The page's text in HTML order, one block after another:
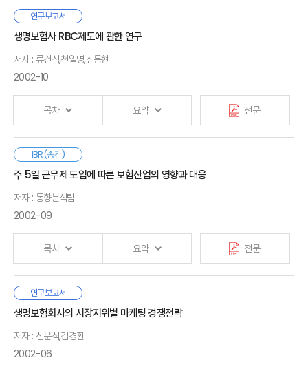
줄이기 위한 방안으로 보험회사 직원들에 대한 구상금분쟁심의위원회의
교육 강화, 구상금분쟁심의위원회의에서 대표협의회를 없애는 방안을 들
기본과실의 차이를 줄이기 위해서는 분쟁심의위원회의 대국민 홍보 확대,
그리고 과실비율에 대한 공감대 제고 방안을 마련할 필요가 있다. 둘째,
보험금 지급기준 정비를 통한 분쟁, 소송 전이 유인 약화이다. 우리나라는
보험금을 표준약관 보험금 지급기준과 법원에서 판결한 보험금을 모두
인정하는데, 표준약관은 실제 발생한 수리비나 치료비를 기준으로 하며
법원 판결에서는 손해액을 조정하는 관행이 있다. 따라서 법원 판결에서
보상된 보험금을 표준약관에 어느 정도는 반영하여 두 기준의 일관성을
갖출 필요가 있다. 과실비율 분쟁의 원인이 수리비 등 손해액이기 때문에
2018년 표준약관에 반영되었지만 범퍼수리에서 경미손상 수리기준이
적용되는 경우는 앞범퍼 4%, 뒷범퍼 3%에 불과하다. 경미손상 수리기준
실효성 제고 방안은 수리비 절감, 손해액 관리로 이어질 수 있다. 손해액을
관리할 수 있다면 현재와 같이 과 실비율이 갖고 있는 손해액에 대한
민감도를 완화할 수 있다.
2. 과실비율 분쟁 분석
3. 요약
Ⅳ. 자동차사고 과실비율에 대한 인식
1. 설문조사 개요
3. 사고도표에 대한 인지도
4. 사고책임과 손해배상 역전 현상에 대한 인식
5. 과실비율의 문제점과 제도개선 방안
6. 설문조사 결과 요약
1. 분석결과 요약
2. 제도개선 방향
Ⅵ. 결론
1. 요약
· 참고문헌
· 부록
□ 시장의 성숙과 고객유지전략의 필요성
― 시장의 성숙에 따른 신규수요 유입의 제한으로 기존계약의
유지 및 관리가 보험회사의 수익구조에 미치는 영향이 증대하고
있으며, 이에 따라 과거와 같은 시장점유율 중심의 성장지향을
― 고객은 상품의 구매를 통하여 경험하는 만족의 정도에 따라
지속적인 거래관계를 유지하는 경향이 강하기 때문에 시장이
성숙될수록 고객만족을 통한 고객유지가 중요함.
□ 고객만족 중심의 고객유지전략
상품, 판매채널 및 회사의 3가지 서비스품질에 대한 속성평가를
토대로, 경영전략적 관점에서 고객유지전략을 수립, 시행하여야 할
것임.
1) 상품의 속성평가를 고려한 대응방안
― 보장성상품의 경우 보장성속성에 대해 높은 기대수준과 평가를
보이고 있어, 각사는 자사의 부보능력을 고려한 고보장한도의
상품개발 및 잠재적인 리스크발굴 등을 통해 고객만족을
증대시켜야할 것으로 판단됨.
머리말
/
목 차
/
요약
Ⅰ. 서 론
Ⅱ. 경쟁환경변화와 고객유지
1. 경쟁환경의 변화와 경영패러다임의 전환
2. 고객유지의 전략적 의의
Ⅲ. 고객만족에 관한 제 이론
2. 서비스품질과 고객만족
3. 보험상품구매자의 만족구조
연구보고서
생명보험사 RBC제도에 관한 연구
저자 : 류건식,천일영,신동현
2002-10
목차 요약 전문
우리나라는 1999년 5월부터 EU식 지급여력제도를 채택하여
오늘에 이르고 있다. EU식 지급여력제도 역시 국제적 정합성에
부합하고 지금까지 보험회사의 지급여력강화를 통해 보험회사의
경쟁력을 크게 기여하여 왔다는 점에서 그 유용성이 인정되고
있다. 다만 최근과 같이 금융겸업화의 진전, 자산운용규제의 완화
증대되고 있는 상황하에서 보험회사의 자기책임경영토대를
조기에 정착시키고 자산운용관련리스크를 적절히 통제·관리할
필요성이 있다는 점과 보험회사의 경쟁력제고를 위한 보험제도의
전향적 연구가 바람직하다는 점 등에서 미국식 RBC제도의 검토
필요성이 제기되고 있다. 그럼에도 불구하고 기존의 연구 대부분이
리스크계수 산출 등과 같은 실증적인 분석자체가 이루어지지 않아
국내 특성에 부합한 RBC제도의 도입 및 적용방향, 그리고 향후
추진과제 등에 대한 심층적인 연구검토가 제대로 이루어지고 있지
머리말
/
요약본
/
목차
Ⅰ. 서론
1. 연구배경
2. 연구범위
IBR(종간)
주 5일 근무제 도입에 따른 보험산업의 영향과 대응
저자 : 동향분석팀
2002-09
목차 요약 전문
IMF 이후 노동계의 요청으로 진행된 노사정위원회에서의
근로시간 단축에 관한 합의가 결렬된 이후 최근 정부는 단독
입법안을 마련하는 등 선진사회 진입을 위해 적극적인 근로시간
단축을 추진중에 있음.
Ⅰ. 서론
1. 논의 진행과정 및 정부방안
2. 주요국의 도입 현황 및 사례
연구보고서
생명보험회사의 시장지위별 마케팅 경쟁전략
저자 : 신문식,김경환
2002-06